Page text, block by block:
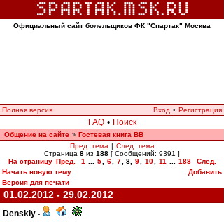
Официальный сайт болельщиков ФК "Спартак" Москва
Полная версия Вход • Регистрация
FAQ • Поиск
Общение на сайте » Гостевая книга ВВ
Пред. тема | След. тема
Страница 8 из 188 [ Сообщений: 9391 ]
На страницу Пред. 1 5 6 7 8, 9 10 11 188
След.
Начать новую тему
Добавить
Версия для печати
01.02.2012 - 29.02.2012
Denskiy -